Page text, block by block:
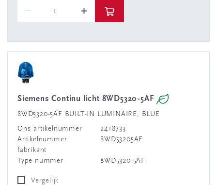
Siemens Continu licht 8WD5320-5AF
8WD5320-5AF BUILT-IN LUMINAIRE, BLUE
Ons artikelnummer
2418733
Artikelnummer
fabrikant
8WD53205AF
Type nummer 8WD5320-5AF
Vergelijk